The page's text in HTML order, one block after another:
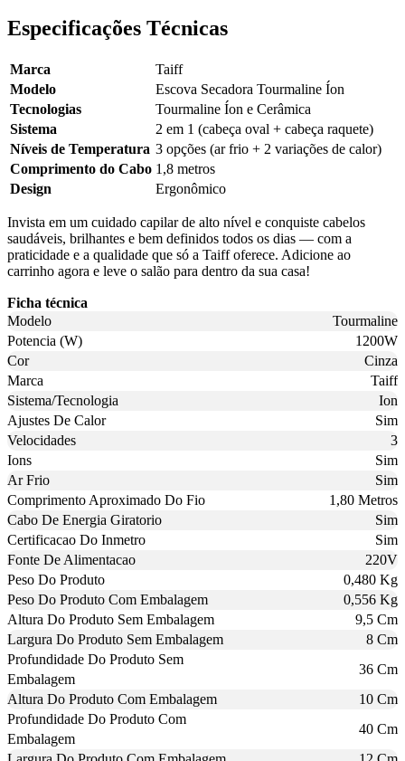
Especificações Técnicas
Marca
Taiff
Modelo
Escova Secadora Tourmaline Íon
Tecnologias
Tourmaline Íon e Cerâmica
Sistema
2 em 1 (cabeça oval + cabeça raquete)
Níveis de Temperatura 3 opções (ar frio + 2 variações de calor)
Comprimento do Cabo 1,8 metros
Design
Ergonômico
Invista em um cuidado capilar de alto nível e conquiste cabelos
saudáveis, brilhantes e bem definidos todos os dias — com a
praticidade e a qualidade que só a Taiff oferece. Adicione ao
carrinho agora e leve o salão para dentro da sua casa!
Ficha técnica
Modelo
Tourmaline
Potencia (W)
1200W
Cor
Cinza
Marca
Taiff
Sistema/Tecnologia
Ion
Ajustes De Calor
Sim
Velocidades
3
Ions
Sim
Ar Frio
Sim
Comprimento Aproximado Do Fio
1,80 Metros
Cabo De Energia Giratorio
Sim
Certificacao Do Inmetro
Sim
Fonte De Alimentacao
220V
Peso Do Produto
0,480 Kg
Peso Do Produto Com Embalagem
0,556 Kg
Altura Do Produto Sem Embalagem
9,5 Cm
Largura Do Produto Sem Embalagem
8 Cm
Profundidade Do Produto Sem
Embalagem
36 Cm
Altura Do Produto Com Embalagem
10 Cm
Profundidade Do Produto Com
Embalagem
40 Cm